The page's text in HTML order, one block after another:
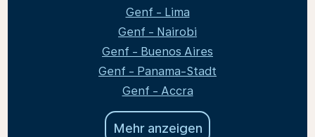
Genf - Lima
Genf - Nairobi
Genf - Buenos Aires
Genf - Panama-Stadt
Genf - Accra
Mehr anzeigen